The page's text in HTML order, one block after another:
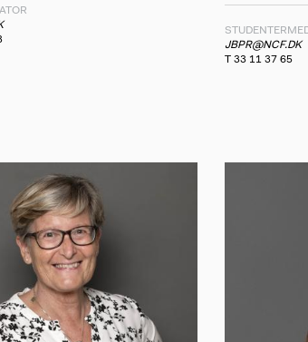
JBPR@NCF.DK
T 33 11 37 65